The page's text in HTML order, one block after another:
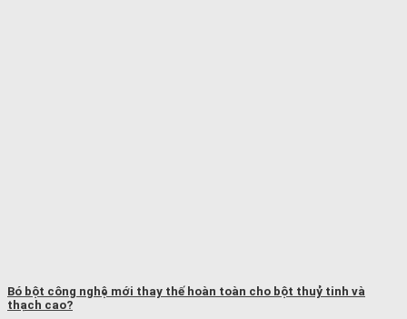
Bó bột công nghệ mới thay thế hoàn toàn cho bột thuỷ tinh và
thạch cao?